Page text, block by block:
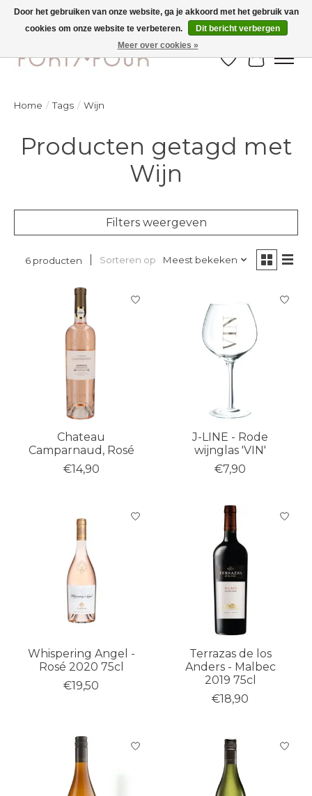
Ontdek de nieuwe najaarscollectie nu in de winkel - selectie online
Verlanglijst
Home / Tags / Wijn
Producten getagd met
Wijn
Filters weergeven
6 producten Sorteren op Meest bekeken
Chateau
Camparnaud, Rosé
€14,90
J-LINE - Rode
wijnglas 'VIN'
€7,90
Whispering Angel -
Rosé 2020 75cl
€19,50
Terrazas de los
Anders - Malbec
2019 75cl
€18,90
Door het gebruiken van onze website, ga je akkoord met het gebruik van
cookies om onze website te verbeteren.
Dit bericht verbergen
Meer over cookies »